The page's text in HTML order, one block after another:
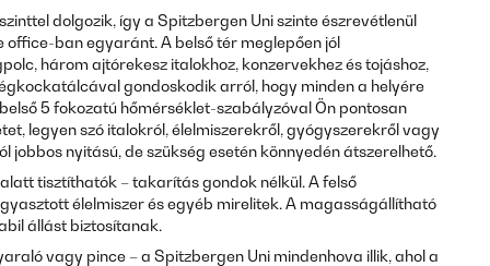
dolgozik, így a Spitzbergen Uni szinte észrevétlenül
office-ban egyaránt. A belső tér meglepően jól
három ajtórekesz italokhoz, konzervekhez és tojáshoz,
gondoskodik arról, hogy minden a helyére
5 fokozatú hőmérséklet-szabályzóval Ön pontosan
legyen szó italokról, élelmiszerekről, gyógyszerekről vagy
jobbos nyitású, de szükség esetén könnyedén átszerelhető.
tisztíthatók – takarítás gondok nélkül. A felső
élelmiszer és egyéb mirelitek. A magasságállítható
állást biztosítanak.
vagy pince – a Spitzbergen Uni mindenhova illik, ahol a